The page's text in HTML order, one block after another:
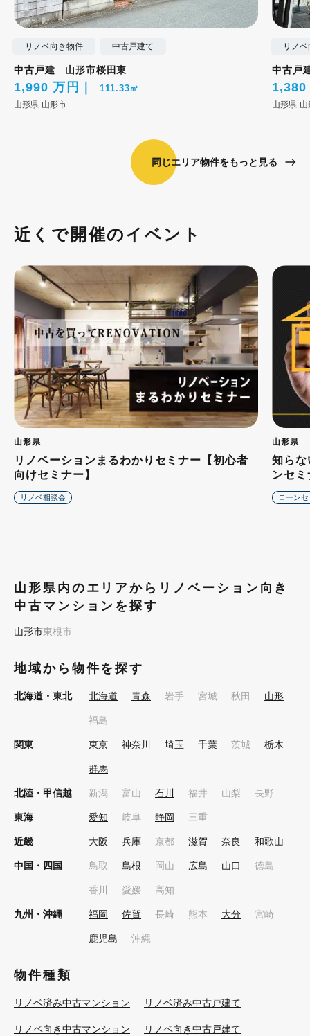
リノベ向き物件 中古戸建て
中古戸建 山形市桜田東
1,990 万円 111.33㎡
山形県 山形市
リノ
中古戸
1,380
山形県
同じエリア物件をもっと見る
近くで開催のイベント
山形県
リノベーションまるわかりセミナー【初心者
向けセミナー】
リノベ相談会
山形県
知らな
ンセ
ローン
山形県内のエリアからリノベーション向き
中古マンションを探す
山形市東根市
地域から物件を探す
北海道・東北 北海道 青森 岩手 宮城 秋田 山形
福島
関東 東京 神奈川 埼玉 千葉 茨城 栃木
群馬
北陸・甲信越 新潟 富山 石川 福井 山梨 長野
東海 愛知 岐阜 静岡 三重
近畿 大阪 兵庫 京都 滋賀 奈良 和歌山
中国・四国 鳥取 島根 岡山 広島 山口 徳島
香川 愛媛 高知
九州・沖縄 福岡 佐賀 長崎 熊本 大分 宮崎
鹿児島 沖縄
物件種類
リノベ済み中古マンション リノベ済み中古戸建て
リノベ向き中古マンション リノベ向き中古戸建て